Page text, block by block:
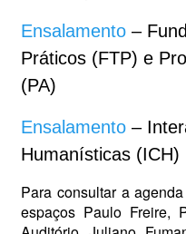
Ensalamento –
Práticos (FTP) e
(PA)
Ensalamento –
Humanísticas (ICH)
Para consultar a
espaços Paulo Freire,